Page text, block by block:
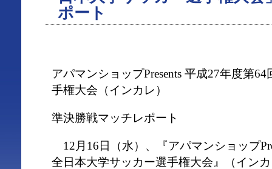
ポート
アパマンショップPresents 平成27年度第
手権大会（インカレ）
準決勝戦マッチレポート
12月16日（水）、『アパマンショップ
全日本大学サッカー選手権大会』（イン